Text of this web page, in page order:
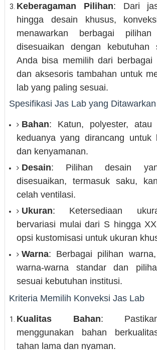
Keberagaman Pilihan: Dari
hingga desain khusus,
menawarkan berbagai
disesuaikan dengan kebutuhan
Anda bisa memilih dari berbagai
dan aksesoris tambahan untuk
lab yang paling sesuai.
Spesifikasi Jas Lab yang Ditawarkan
Bahan: Katun, polyester, atau
keduanya yang dirancang untuk
dan kenyamanan.
Desain: Pilihan desain
disesuaikan, termasuk saku,
celah ventilasi.
Ukuran: Ketersediaan
bervariasi mulai dari S hingga
opsi kustomisasi untuk ukuran
Warna: Berbagai pilihan
warna-warna standar dan
sesuai kebutuhan institusi.
Kriteria Memilih Konveksi Jas Lab
Kualitas Bahan:
menggunakan bahan
tahan lama dan nyaman.